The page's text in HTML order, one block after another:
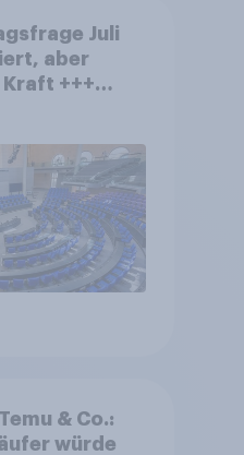
Juli
aber
+++
& Co.:
würde